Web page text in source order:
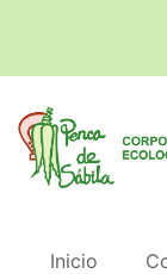
Inicio